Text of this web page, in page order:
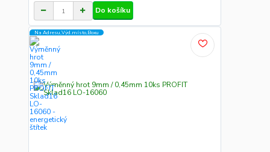
Do košíku
Na Adresu,Výd.místo,Boxu